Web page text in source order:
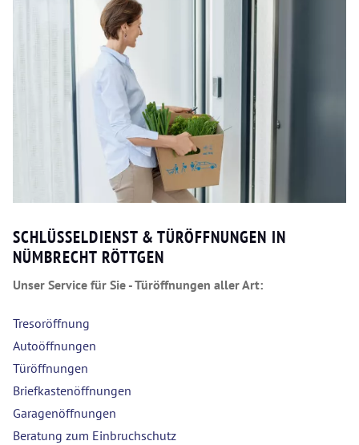
SCHLÜSSELDIENST & TÜRÖFFNUNGEN IN
NÜMBRECHT RÖTTGEN
Unser Service für Sie - Türöffnungen aller Art:
Tresoröffnung
Autoöffnungen
Türöffnungen
Briefkastenöffnungen
Garagenöffnungen
Beratung zum Einbruchschutz